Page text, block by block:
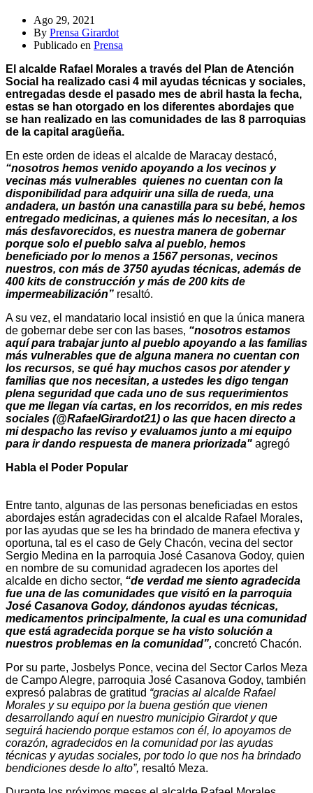
Ago 29, 2021
By Prensa Girardot
Publicado en Prensa
El alcalde Rafael Morales a través del Plan de Atención
Social ha realizado casi 4 mil ayudas técnicas y sociales,
entregadas desde el pasado mes de abril hasta la fecha,
estas se han otorgado en los diferentes abordajes que
se han realizado en las comunidades de las 8 parroquias
de la capital aragüeña.
En este orden de ideas el alcalde de Maracay destacó,
“nosotros hemos venido apoyando a los vecinos y
vecinas más vulnerables quienes no cuentan con la
disponibilidad para adquirir una silla de rueda, una
andadera, un bastón una canastilla para su bebé, hemos
entregado medicinas, a quienes más lo necesitan, a los
más desfavorecidos, es nuestra manera de gobernar
porque solo el pueblo salva al pueblo, hemos
beneficiado por lo menos a 1567 personas, vecinos
nuestros, con más de 3750 ayudas técnicas, además de
400 kits de construcción y más de 200 kits de
impermeabilización” resaltó.
A su vez, el mandatario local insistió en que la única manera
de gobernar debe ser con las bases, “nosotros estamos
aquí para trabajar junto al pueblo apoyando a las familias
más vulnerables que de alguna manera no cuentan con
los recursos, se qué hay muchos casos por atender y
familias que nos necesitan, a ustedes les digo tengan
plena seguridad que cada uno de sus requerimientos
que me llegan vía cartas, en los recorridos, en mis redes
sociales (@RafaelGirardot21) o las que hacen directo a
mi despacho las reviso y evaluamos junto a mi equipo
para ir dando respuesta de manera priorizada" agregó
Habla el Poder Popular
Entre tanto, algunas de las personas beneficiadas en estos
abordajes están agradecidas con el alcalde Rafael Morales,
por las ayudas que se les ha brindado de manera efectiva y
oportuna, tal es el caso de Gely Chacón, vecina del sector
Sergio Medina en la parroquia José Casanova Godoy, quien
en nombre de su comunidad agradecen los aportes del
alcalde en dicho sector, “de verdad me siento agradecida
fue una de las comunidades que visitó en la parroquia
José Casanova Godoy, dándonos ayudas técnicas,
medicamentos principalmente, la cual es una comunidad
que está agradecida porque se ha visto solución a
nuestros problemas en la comunidad”, concretó Chacón.
Por su parte, Josbelys Ponce, vecina del Sector Carlos Meza
de Campo Alegre, parroquia José Casanova Godoy, también
expresó palabras de gratitud “gracias al alcalde Rafael
Morales y su equipo por la buena gestión que vienen
desarrollando aquí en nuestro municipio Girardot y que
seguirá haciendo porque estamos con él, lo apoyamos de
corazón, agradecidos en la comunidad por las ayudas
técnicas y ayudas sociales, por todo lo que nos ha brindado
bendiciones desde lo alto”, resaltó Meza.